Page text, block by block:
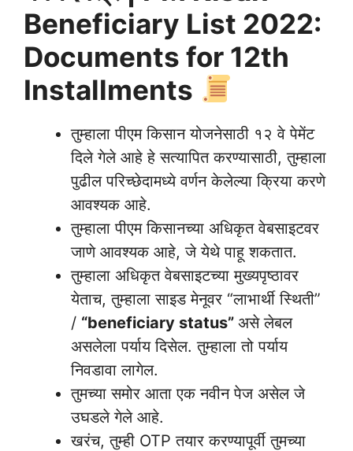
Beneficiary List 2022:
Documents for 12th
Installments
तुम्हाला पीएम किसान योजनेसाठी १२ वे पेमेंट
दिले गेले आहे हे सत्यापित करण्यासाठी, तुम्हाला
पुढील परिच्छेदामध्ये वर्णन केलेल्या क्रिया करणे
आवश्यक आहे.
तुम्हाला पीएम किसानच्या अधिकृत वेबसाइटवर
जाणे आवश्यक आहे, जे येथे पाहू शकतात.
तुम्हाला अधिकृत वेबसाइटच्या मुख्यपृष्ठावर
येताच, तुम्हाला साइड मेनूवर “लाभार्थी स्थिती”
/ “beneficiary status” असे लेबल
असलेला पर्याय दिसेल. तुम्हाला तो पर्याय
निवडावा लागेल.
तुमच्या समोर आता एक नवीन पेज असेल जे
उघडले गेले आहे.
खरंच, तुम्ही OTP तयार करण्यापूर्वी तुमच्या